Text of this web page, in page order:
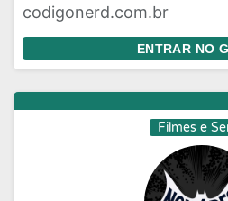
codigonerd.com.br
ENTRAR NO
Filmes e